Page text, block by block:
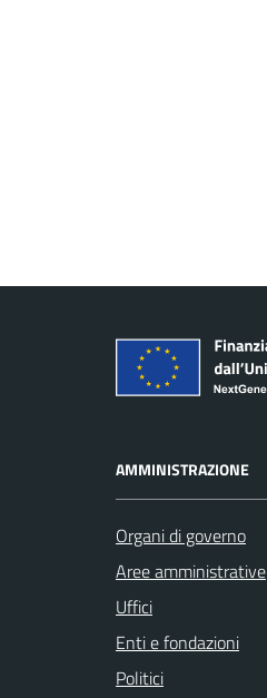
AMMINISTRAZIONE
Organi di governo
Aree amministrative
Uffici
Enti e fondazioni
Politici